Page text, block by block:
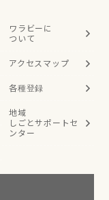
ワラビーに
ついて
アクセスマップ
各種登録
地域
しごとサポートセ
ンター